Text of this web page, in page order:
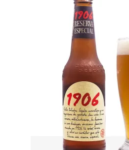
Menaje, Complementos y Servicios
Métodos de pago